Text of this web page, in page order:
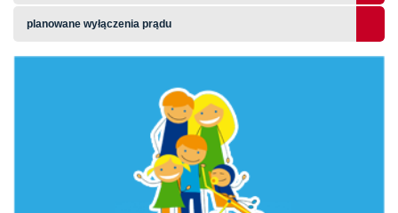
planowane wyłączenia prądu